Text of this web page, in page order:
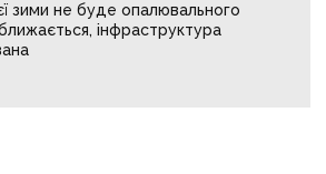
зими не буде опалювального
інфраструктура